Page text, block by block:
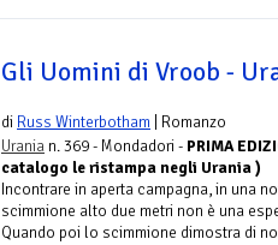
Gli Uomini di Vroob -
di Russ Winterbotham | Romanzo
Urania n. 369 - Mondadori - PRIMA
catalogo le ristampa negli Urania )
Incontrare in aperta campagna, in una
scimmione alto due metri non è una
Quando poi lo scimmione dimostra di